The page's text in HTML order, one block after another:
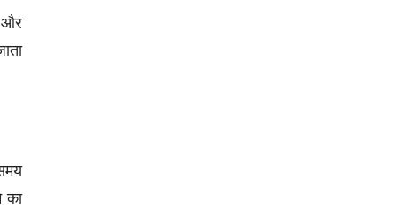
और
का